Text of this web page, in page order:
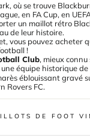
où se trouve
en FA Cup, en
un maillot rétro
de leur histoire.
vous pouvez acheter
!
Club, mieux
équipe historique de
éblouissant gravé
Rovers FC.
DE FOOT